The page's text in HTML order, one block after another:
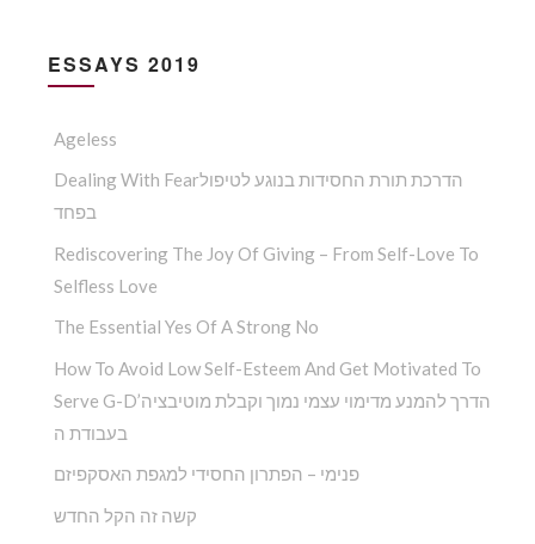
ESSAYS 2019
Ageless
Dealing With Fearהדרכת תורת החסידות בנוגע לטיפול
בפחד
Rediscovering The Joy Of Giving – From Self-Love To
Selfless Love
The Essential Yes Of A Strong No
How To Avoid Low Self-Esteem And Get Motivated To
Serve G-D’הדרך להמנע מדימוי עצמי נמוך וקבלת מוטיבציה
בעבודת ה
פנימי – הפתרון החסידי למגפת האסקפיזם
קשה זה הקל החדש